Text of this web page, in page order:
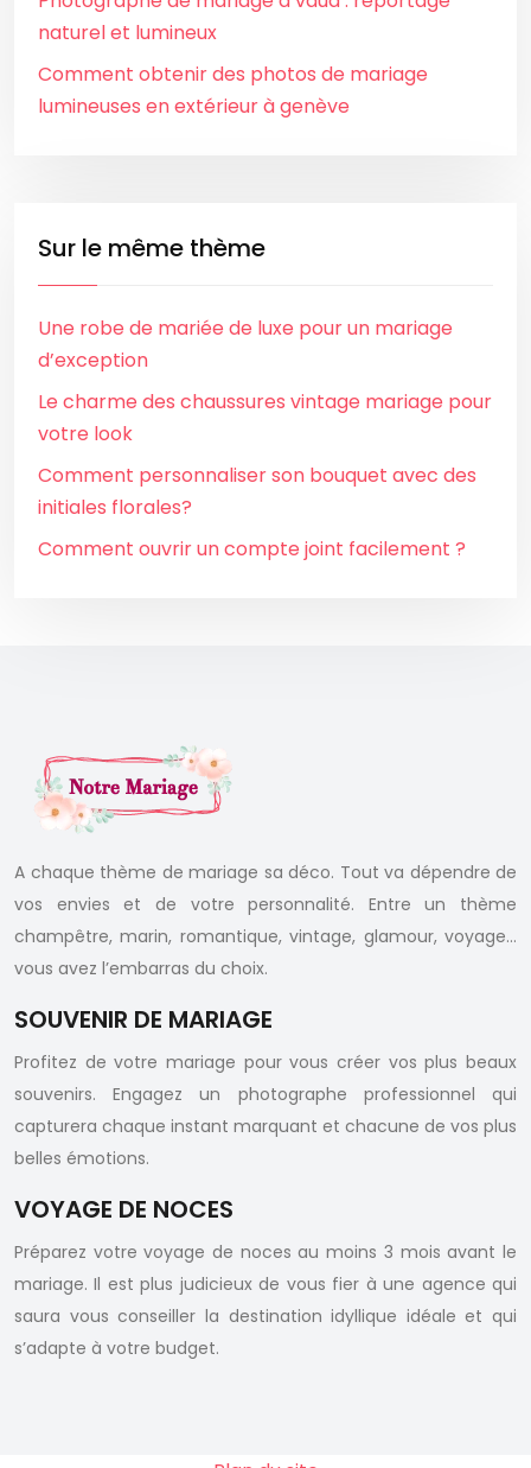
naturel et lumineux
Comment obtenir des photos de mariage
lumineuses en extérieur à genève
Sur le même thème
Une robe de mariée de luxe pour un mariage
d’exception
Le charme des chaussures vintage mariage pour
votre look
Comment personnaliser son bouquet avec des
initiales florales?
Comment ouvrir un compte joint facilement ?
A chaque thème de mariage sa déco. Tout va dépendre de
vos envies et de votre personnalité. Entre un thème
champêtre, marin, romantique, vintage, glamour, voyage…
vous avez l’embarras du choix.
SOUVENIR DE MARIAGE
Profitez de votre mariage pour vous créer vos plus beaux
souvenirs. Engagez un photographe professionnel qui
capturera chaque instant marquant et chacune de vos plus
belles émotions.
VOYAGE DE NOCES
Préparez votre voyage de noces au moins 3 mois avant le
mariage. Il est plus judicieux de vous fier à une agence qui
saura vous conseiller la destination idyllique idéale et qui
s’adapte à votre budget.